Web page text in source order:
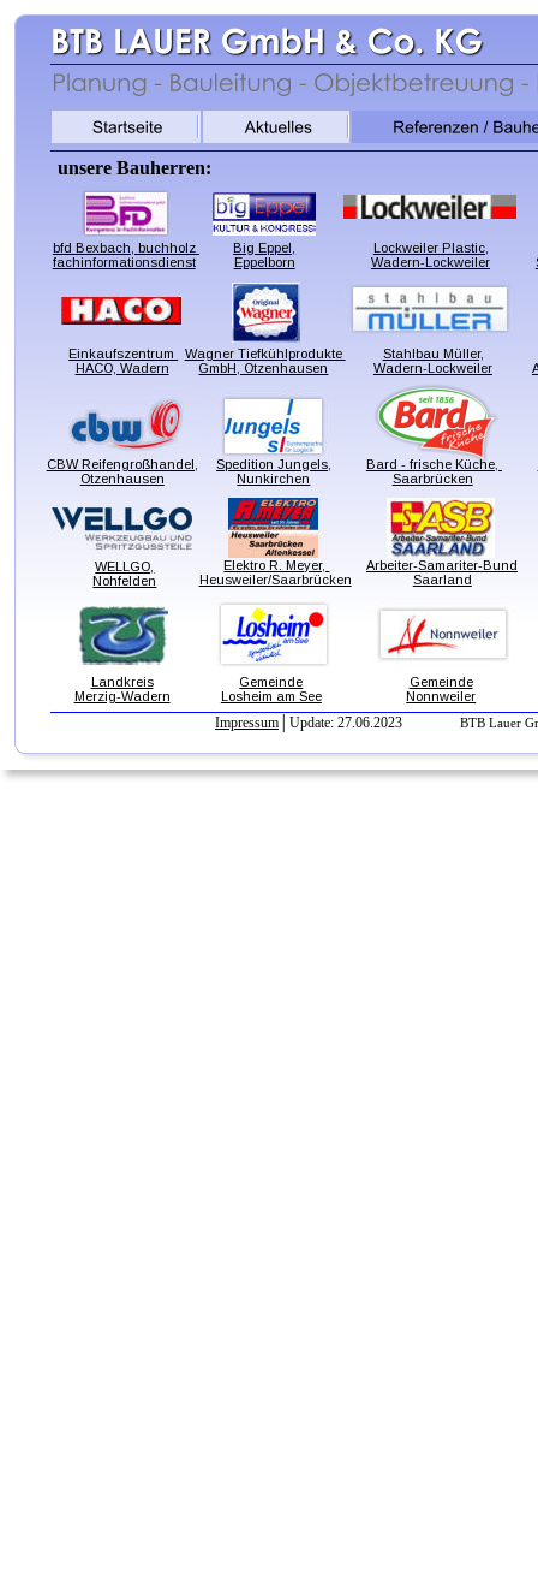
bfd Bexbach, buchholz
fachinformationsdienst
Big Eppel,
Eppelborn
Lockweiler Plastic,
Wadern-Lockweiler
Einkaufszentrum
HACO, Wadern
Landkreis
Merzig-Wadern
Wagner Tiefkühlprodukte
GmbH, Otzenhausen
Stahlbau Müller,
Wadern-Lockweiler
CBW Reifengroßhandel,
Otzenhausen
Gemeinde
Losheim am See
unsere Bauherren:
Bard - frische Küche,
Saarbrücken
Elektro R. Meyer,
Heusweiler/Saarbrücken
Gemeinde
Nonnweiler
Spedition Jungels,
Nunkirchen
WELLGO,
Nohfelden
Impressum │Update: 27.06.2023 BTB Lauer
Arbeiter-Samariter-Bund
Saarland